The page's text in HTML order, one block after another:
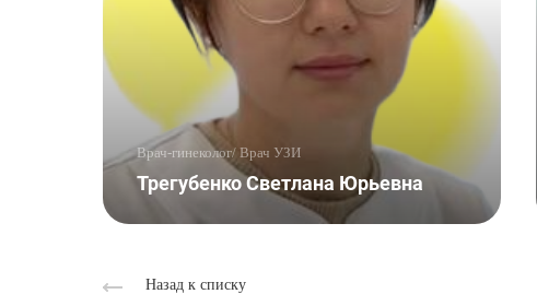
Врач-гинеколог/ Врач УЗИ
Трегубенко Светлана Юрьевна
Назад к списку